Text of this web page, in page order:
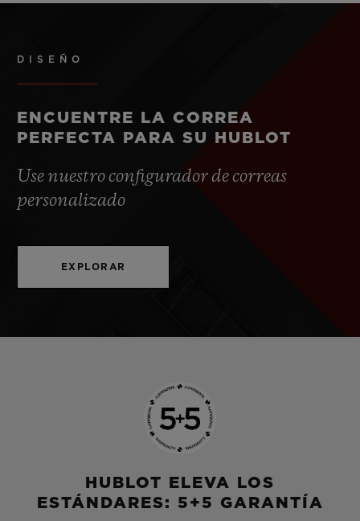
DISEÑO
ENCUENTRE LA CORREA
PERFECTA PARA SU HUBLOT
Use nuestro configurador de correas
personalizado
EXPLORAR
HUBLOT ELEVA LOS
ESTÁNDARES: 5+5 GARANTÍA